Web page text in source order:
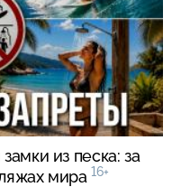
из песка: за
мира 16+